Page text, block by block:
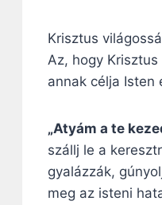
Krisztus
Az, hogy
annak célja Isten
„Atyám a te
szállj le a
gyalázzák,
meg az isteni